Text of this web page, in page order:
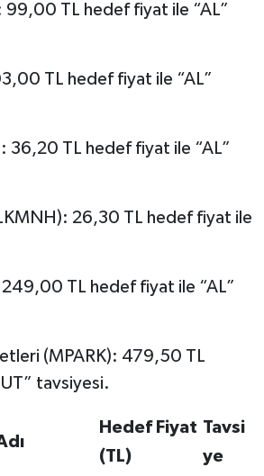
99,00 TL hedef fiyat ile “AL”
TL hedef fiyat ile “AL”
36,20 TL hedef fiyat ile “AL”
26,30 TL hedef fiyat ile
249,00 TL hedef fiyat ile “AL”
(MPARK): 479,50 TL
tavsiyesi.
Hedef Fiyat
(TL)
Tavsi
ye